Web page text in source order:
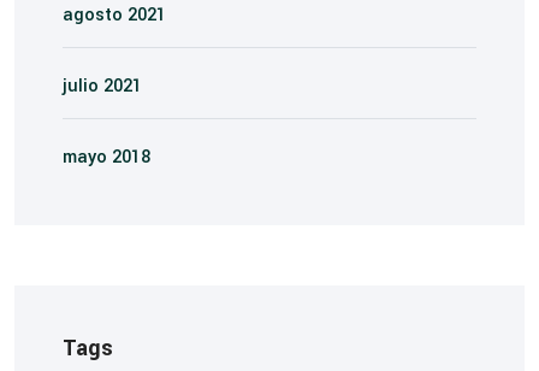
agosto 2021
julio 2021
mayo 2018
Tags